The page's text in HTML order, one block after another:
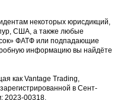
некоторых юрисдикций,
США, а также любые
ФАТФ или подпадающие
информацию вы найдёте
как Vantage Trading,
в Сент-
2023-00318.